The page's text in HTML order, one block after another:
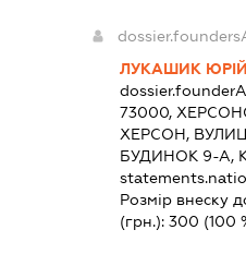
ЛУКАШИК
73000,
ХЕРСОН,
БУДИНОК 9-А,
Розмір внеску
(грн.):300 (100